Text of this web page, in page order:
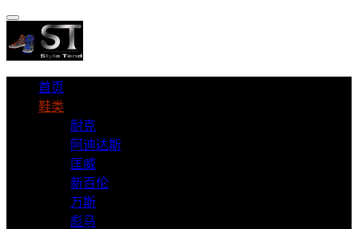
首页
鞋类
耐克
阿迪达斯
匡威
新百伦
万斯
彪马